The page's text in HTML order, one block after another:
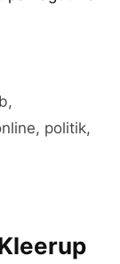
,
, politik,